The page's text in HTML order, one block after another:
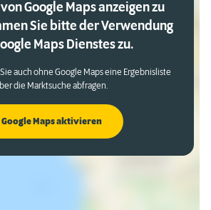
Google Maps anzeigen zu
Sie bitte der Verwendung
Maps Dienstes zu.
auch ohne Google Maps eine Ergebnisliste
die Marktsuche abfragen.
Google Maps aktivieren